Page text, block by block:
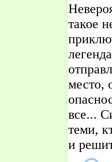
такое
место,
все...
теми,
и